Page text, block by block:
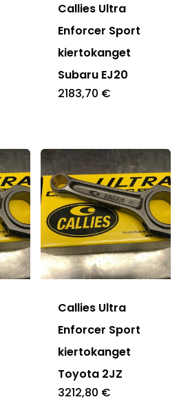
Callies Ultra
Enforcer Sport
kiertokanget
Subaru EJ20
2183,70 €
Callies Ultra
Enforcer Sport
kiertokanget
Toyota 2JZ
3212,80 €